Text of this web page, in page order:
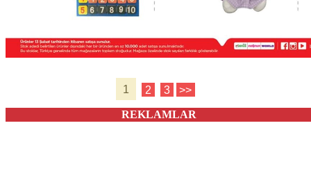
1 2 3 >>
REKLAMLAR